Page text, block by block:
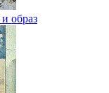
образ